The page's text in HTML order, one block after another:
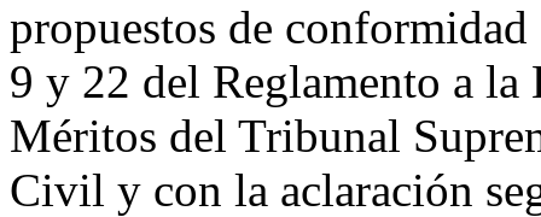
propuestos de
9 y 22 del Reglamento a
Méritos del Tribunal
Civil y con la aclaración